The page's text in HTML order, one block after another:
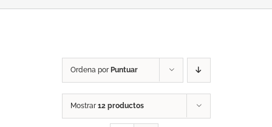
Ordena por Puntuar
Mostrar12 productos